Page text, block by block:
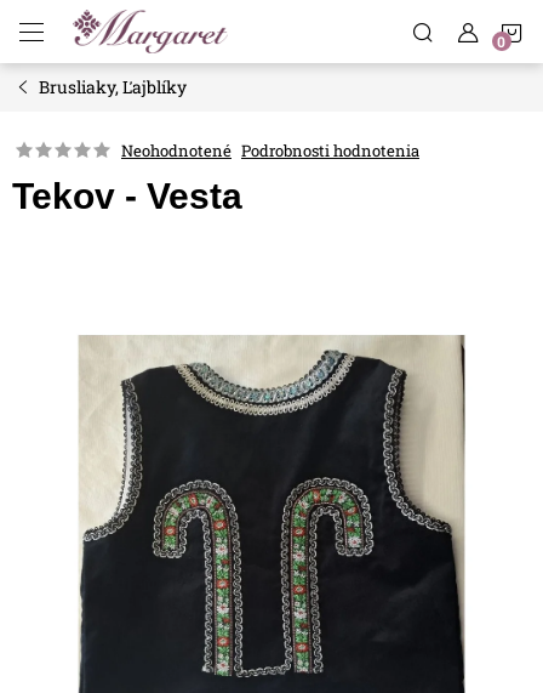
obsah
Brusliaky, Ľajblíky
Neohodnotené Podrobnosti hodnotenia
Tekov - Vesta